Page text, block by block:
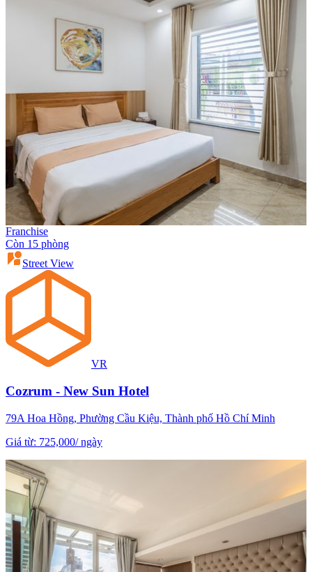
Franchise
Còn 15 phòng
Street View
VR
Cozrum - New Sun Hotel
79A Hoa Hồng, Phường Cầu Kiệu, Thành phố Hồ Chí Minh
Giá từ: 725,000/ngày